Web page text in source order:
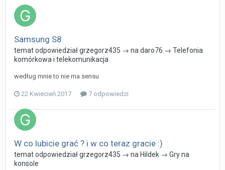
Samsung S8
temat odpowiedziałgrzegorz435 → na daro76 → Telefonia
komórkowa i telekomunikacja
według mnie to nie ma sensu
22 Kwiecień 2017 7 odpowiedzi
W co lubicie grać ? i w co teraz gracie :)
temat odpowiedziałgrzegorz435 → na Hildek → Gry na
konsole